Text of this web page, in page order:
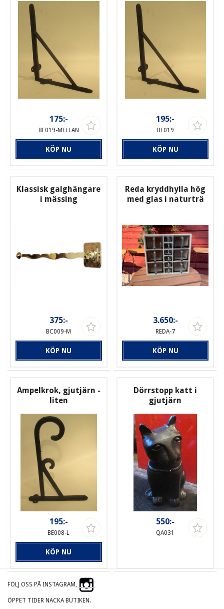
175:-
BE019-MELLAN
KÖP NU
195:-
BE019
KÖP NU
Klassisk galghängare
i mässing
375:-
BC009-M
KÖP NU
Reda kryddhylla hög
med glas i naturträ
3.650:-
REDA-7
KÖP NU
Ampelkrok, gjutjärn -
liten
195:-
BE008-L
KÖP NU
Dörrstopp katt i
gjutjärn
550:-
QA031
FÖLJ OSS PÅ INSTAGRAM,
ÖPPET TIDER NACKA BUTIKEN.